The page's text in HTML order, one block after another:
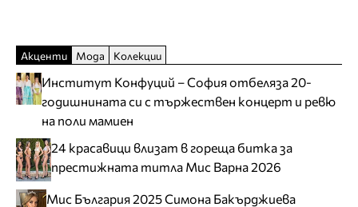
Акценти Мода Колекции
Институт Конфуций – София отбеляза 20-
годишнината си с тържествен концерт и ревю
на поли мамиен
24 красавици влизат в гореща битка за
престижната титла Мис Варна 2026
Мис България 2025 Симона Бакърджиева